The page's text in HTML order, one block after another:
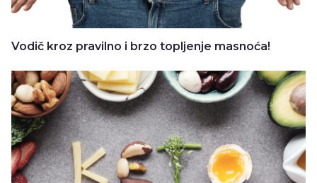
Vodič kroz pravilno i brzo topljenje masnoća!